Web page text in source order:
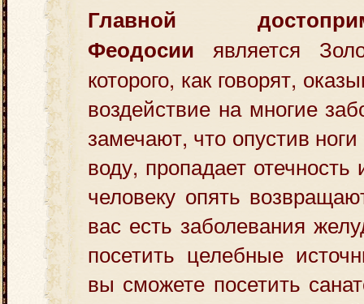
Главной
Феодосии является
которого, как говорят,
воздействие на многие
замечают, что опустив
воду, пропадает
человеку опять
вас есть заболевания
посетить целебные
вы сможете посетить